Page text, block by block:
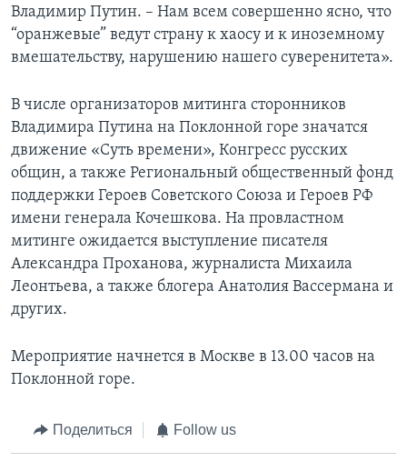
Владимир Путин. – Нам всем совершенно ясно, что
“оранжевые” ведут страну к хаосу и к иноземному
вмешательству, нарушению нашего суверенитета».
В числе организаторов митинга сторонников
Владимира Путина на Поклонной горе значатся
движение «Суть времени», Конгресс русских
общин, а также Региональный общественный фонд
поддержки Героев Советского Союза и Героев РФ
имени генерала Кочешкова. На провластном
митинге ожидается выступление писателя
Александра Проханова, журналиста Михаила
Леонтьева, а также блогера Анатолия Вассермана и
других.
Мероприятие начнется в Москве в 13.00 часов на
Поклонной горе.
Поделиться Follow us